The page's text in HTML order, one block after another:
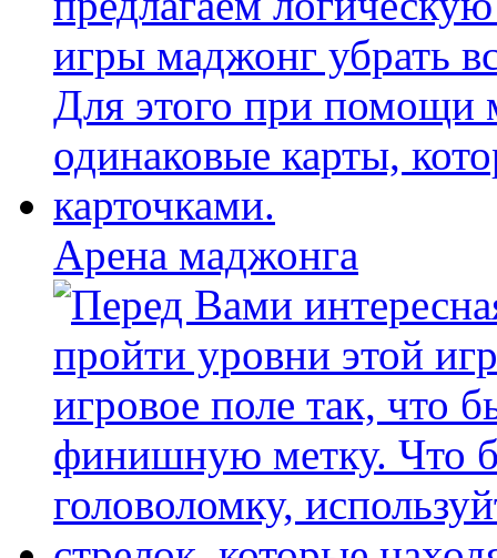
Арена маджонга